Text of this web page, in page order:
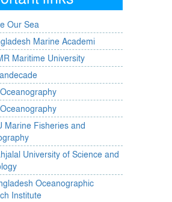
Our Sea
Marine Academi
Maritime University
Marine Fisheries and
University of Science and
Oceanographic
Institute